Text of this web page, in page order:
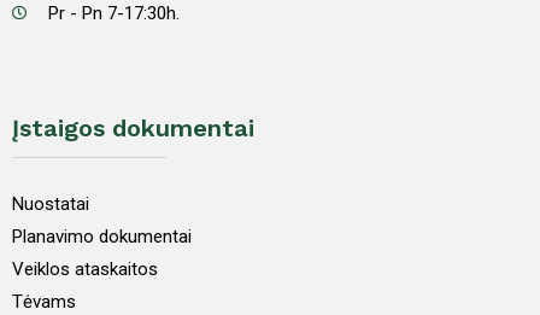
Pr - Pn 7-17:30h.
Įstaigos dokumentai
Nuostatai
Planavimo dokumentai
Veiklos ataskaitos
Tėvams